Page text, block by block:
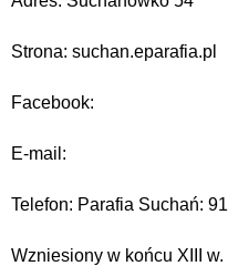
Strona: suchan.eparafia.pl
Facebook:
E-mail:
Telefon: Parafia Suchań:
Wzniesiony w końcu XIII